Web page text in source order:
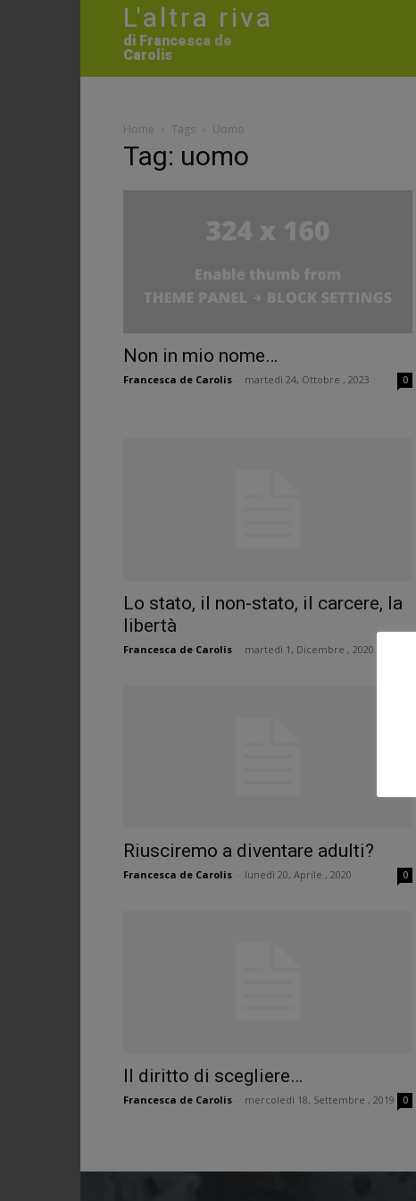
L'altra riva
di Francesca de
Carolis
Home Tags Uomo
Tag: uomo
Non in mio nome…
Francesca de Carolis martedì 24, Ottobre , 2023 0
Lo stato, il non-stato, il carcere, la
libertà
Francesca de Carolis martedì 1, Dicembre , 2020
Riusciremo a diventare adulti?
Francesca de Carolis lunedì 20, Aprile , 2020 0
Il diritto di scegliere…
Francesca de Carolis mercoledì 18, Settembre , 2019 0